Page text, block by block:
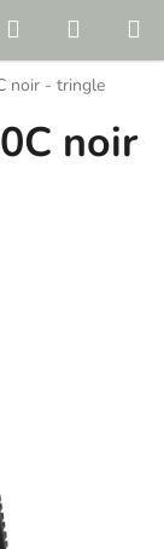
Search
CART
noir - tringle
noir